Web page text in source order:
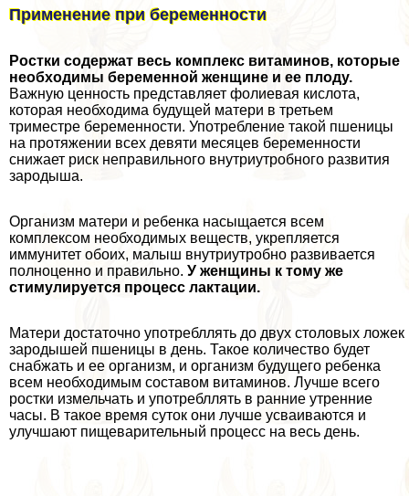
Применение при беременности
Ростки содержат весь комплекс витаминов, которые
необходимы беременной женщине и ее плоду.
Важную ценность представляет фолиевая кислота,
которая необходима будущей матери в третьем
триместре беременности. Употрeбление такой пшеницы
на протяжении всех девяти месяцев беременности
снижает риск неправильного внутриутробного развития
зародыша.
Организм матери и ребенка насыщается всем
комплексом необходимых веществ, укрепляется
иммунитет обоих, малыш внутриутробно развивается
полноценно и правильно. У женщины к тому же
стимулируется процесс лактации.
Матери достаточно употрeбллять до двух столовых ложек
зародышей пшеницы в день. Такое количество будет
снабжать и ее организм, и организм будущего ребенка
всем необходимым составом витаминов. Лучше всего
ростки измельчать и употрeбллять в ранние утренние
часы. В такое время суток они лучше усваиваются и
улучшают пищеварительный процесс на весь день.